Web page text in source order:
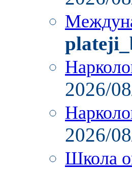
2026/
2026/
Школа